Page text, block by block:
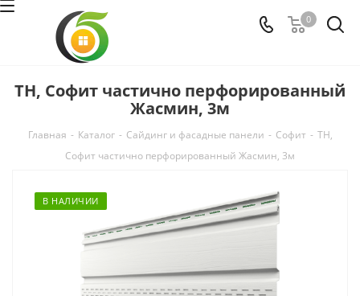
0
ТН, Софит частично перфорированный
Жасмин, 3м
Главная - Каталог - Сайдинг и фасадные панели - Софит - ТН,
Софит частично перфорированный Жасмин, 3м
В НАЛИЧИИ